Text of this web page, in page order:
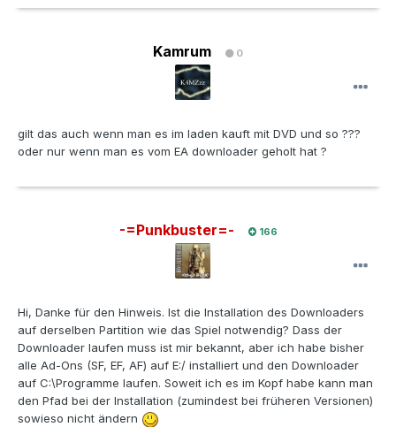
Kamrum 0
gilt das auch wenn man es im laden kauft mit DVD und so ???
oder nur wenn man es vom EA downloader geholt hat ?
-=Punkbuster=- 166
Hi, Danke für den Hinweis. Ist die Installation des Downloaders
auf derselben Partition wie das Spiel notwendig? Dass der
Downloader laufen muss ist mir bekannt, aber ich habe bisher
alle Ad-Ons (SF, EF, AF) auf E:/ installiert und den Downloader
auf C:\Programme laufen. Soweit ich es im Kopf habe kann man
den Pfad bei der Installation (zumindest bei früheren Versionen)
sowieso nicht ändern